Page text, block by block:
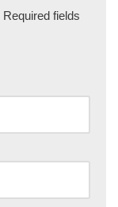
Required fields